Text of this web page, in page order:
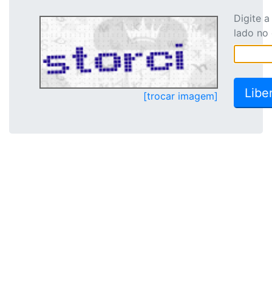
[trocar imagem]
Digite
lado no